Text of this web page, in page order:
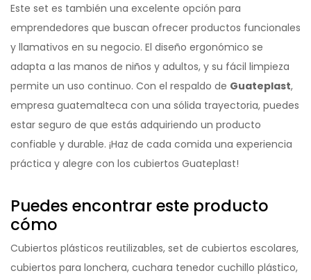
Este set es también una excelente opción para
emprendedores que buscan ofrecer productos funcionales
y llamativos en su negocio. El diseño ergonómico se
adapta a las manos de niños y adultos, y su fácil limpieza
permite un uso continuo. Con el respaldo de Guateplast,
empresa guatemalteca con una sólida trayectoria, puedes
estar seguro de que estás adquiriendo un producto
confiable y durable. ¡Haz de cada comida una experiencia
práctica y alegre con los cubiertos Guateplast!
Puedes encontrar este producto
cómo
Cubiertos plásticos reutilizables, set de cubiertos escolares,
cubiertos para lonchera, cuchara tenedor cuchillo plástico,